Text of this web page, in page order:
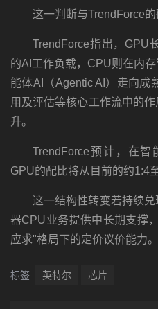
这一判断与TrendForce的
TrendForce指出，GPU
的AI工作负载，CPU则在内
能体AI（Agentic AI）走向成
用及评估等核心工作流中的
升。
TrendForce预计，在
GPU的配比将从目前的约1:4
这一结构性转变若持续
器CPU业务提供中长期支撑
应求"格局下的定价议价能力。
标签 英特尔 芯片